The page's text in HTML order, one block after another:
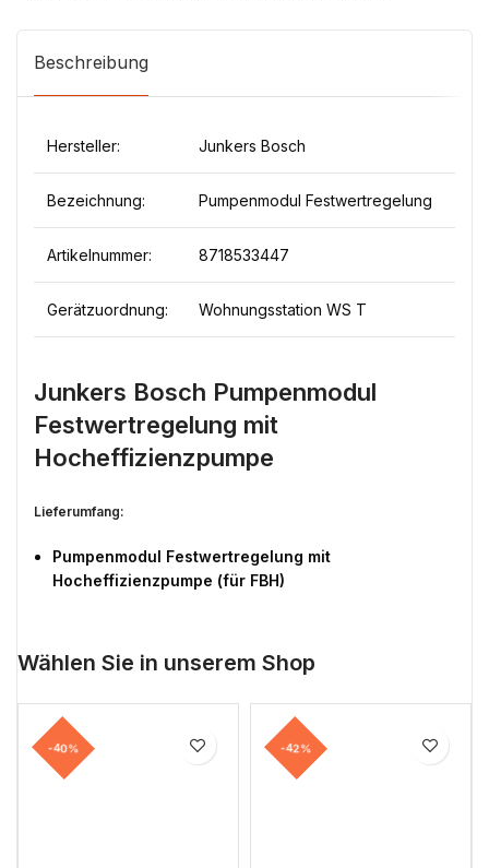
Beschreibung
Hersteller: Junkers Bosch
Bezeichnung: Pumpenmodul Festwertregelung
Artikelnummer: 8718533447
Gerätzuordnung: Wohnungsstation WS T
Junkers Bosch Pumpenmodul
Festwertregelung mit
Hocheffizienzpumpe
Lieferumfang:
Pumpenmodul Festwertregelung mit
Hocheffizienzpumpe (für FBH)
Wählen Sie in unserem Shop
-40% -42%